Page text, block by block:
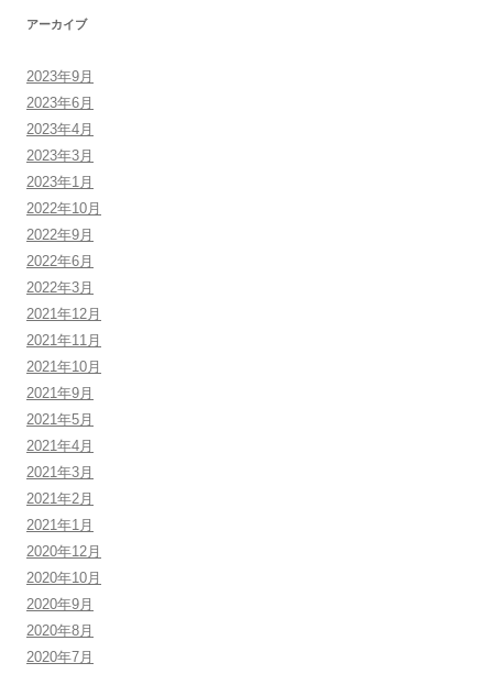
アーカイブ
2023年9月
2023年6月
2023年4月
2023年3月
2023年1月
2022年10月
2022年9月
2022年6月
2022年3月
2021年12月
2021年11月
2021年10月
2021年9月
2021年5月
2021年4月
2021年3月
2021年2月
2021年1月
2020年12月
2020年10月
2020年9月
2020年8月
2020年7月